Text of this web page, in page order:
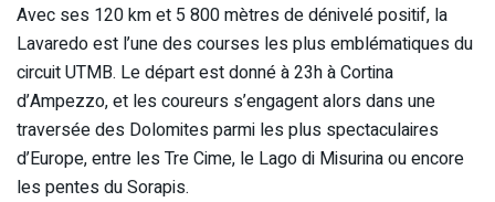
Avec ses 120 km et 5 800 mètres de dénivelé positif, la
Lavaredo est l’une des courses les plus emblématiques du
circuit UTMB. Le départ est donné à 23h à Cortina
d’Ampezzo, et les coureurs s’engagent alors dans une
traversée des Dolomites parmi les plus spectaculaires
d’Europe, entre les Tre Cime, le Lago di Misurina ou encore
les pentes du Sorapis.